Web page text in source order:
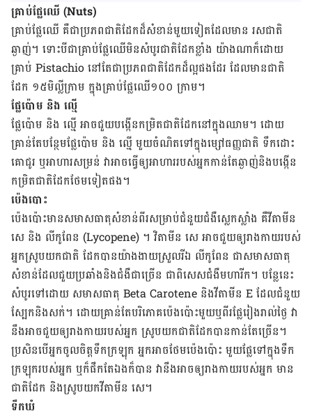
គ្រាប់​ផ្លែឈើ (Nuts)
គ្រាប់​ផ្លែ​ឈើ គឺ​ជា​ប្រភព​ជាតិ​ដែក​ដ៏​សំខាន់​មួយ​ទៀត​ដែល​មាន រស​ជាតិ​
ឆ្ងាញ់។ ទោះ​បី​ជា​គ្រាប់​ផ្លែ​ឈើ​មិន​សំបូរ​ជាតិ​ដែក​ខ្លាំង​ យ៉ាងណា​ក៏​ដោយ​
គ្រាប់ Pistachio នៅ​តែ​ជា​ប្រភព​ជាតិ​ដែក​ដ៏​ល្អ​ផង​ដែរ ដែល​មាន​ជាតិ​
ដែក​ ១៥មិល្លីក្រាម ក្នុង​គ្រាប់​ផ្លែ​ឈើ​១០០ ក្រាម។
ផ្លែ​ប៉ោម និង ល្មើ
ផ្លែ​ប៉ោម និង ល្មើ អាច​ជួយ​បង្កើន​កម្រិត​ជាតិ​ដែក​នៅ​ក្នុង​ឈាម។ ដោយ​
គ្រាន់​តែ​បន្ថែម​ផ្លែ​ប៉ោម និង​ ល្មើ មួយ​ចំណិត​ទៅ​ក្នុង​​ម្សៅ​ធញ្ញជាតិ ទឹក​ដោះ​
គោ​ជូរ ឬ​អាហារ​សម្រន់ វា​អាច​ធ្វើ​ឲ្យ​អាហារ​របស់​អ្នក​កាន់​តែ​ឆ្ងាញ់​និង​បង្កើន​
កម្រិត​ជាតិ​ដែក​ថែម​ទៀត​ផង។
ប៉េង​បោះ
ប៉េងប៉ោះ​មាន​សមាសធាតុ​សំខាន់​ពីរ​សម្រាប់​ជំនួយ​ជំងឺ​ស្លេកស្លាំង គឺ​វីតាមីន
សេ និង លីកូពែន (Lycopene) ។ វិតាមីន សេ អាច​ជួយ​ឲ្យ​រាង​កាយ​របស់​
អ្នក​ស្រូប​យក​ជាតិ ដែក​បាន​យ៉ាង​ងាយ​ស្រួល​រី​ឯ លីកូពែន ជា​សមាសធាតុ​
សំខាន់​ដែល​ជួយ​ប្រឆាំង​និង​ជំងឺ​ជា​ច្រើន​ ជា​ពិសេស​ជំងឺ​មហារីក។ បន្លែ​នេះ​
សំបូរ​ទៅ​ដោយ សមាស​ធាតុ Beta Carotene និង​វីតាមីន E ដែល​ជំនួយ​
ស្បែក​និង​សក់។ ដោយ​គ្រាន់​តែ​បរិភោគ​ប៉េងប៉ោះ​មួយ​ឬ​ពីរ​ផ្លែ​រៀងរាល់​ថ្ងៃ វា​
នឹង​អាច​ជួយ​ឲ្យ​រាងកាយ​របស់​អ្នក ស្រូប​យក​ជាតិ​ដែក​បាន​កាន់​តែ​ច្រើន។
ប្រសិន​បើ​អ្នក​ចូលចិត្ត​ទឹក​ក្រឡុក អ្នក​អាច​ថែម​ប៉េងប៉ោះ មួយ​ផ្លែ​ទៅ​ក្នុង​ទឹក​
ក្រឡុក​របស់​អ្នក ឬ​ក៏​ផឹក​តែ​ឯង​ក៏​បាន វា​នឹង​អាច​ឲ្យ​រាងកាយ​របស់​អ្នក មាន​
ជាតិ​ដែក​ និង​ស្រូប​យក​វីតាមីន សេ។
ទឹកឃ្មុំ